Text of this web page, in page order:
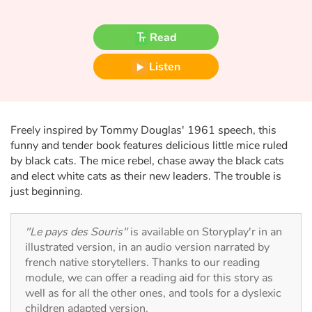
Princesses and princes, kings, queens and dragons
Ogres, monsters and witches
Ecology, nature, seasons
The animals
Travel, epic, investigation, adventure
Around the world
Learning
Read
Listen
Freely inspired by Tommy Douglas' 1961 speech, this
funny and tender book features delicious little mice ruled
by black cats. The mice rebel, chase away the black cats
and elect white cats as their new leaders. The trouble is
just beginning.
"Le pays des Souris"is available on Storyplay'r in an
illustrated version, in an audio version narrated by
french native storytellers. Thanks to our reading
module, we can offer a reading aid for this story as
well as for all the other ones, and tools for a dyslexic
children adapted version.